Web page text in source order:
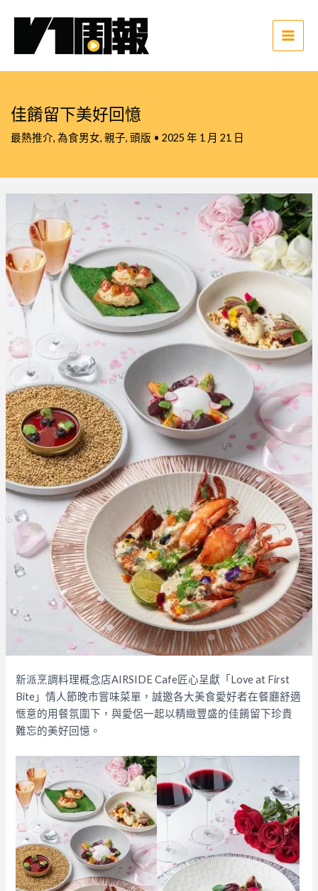
Main
佳餚留下美好回憶
最熱推介, 為食男女, 親子, 頭版 • 2025 年 1 月 21 日
新派烹調料理概念店AIRSIDE Cafe匠心呈獻「Love at First
Bite」情人節晚市嘗味菜單，誠邀各大美食愛好者在餐廳舒適
愜意的用餐氛圍下，與愛侶一起以精緻豐盛的佳餚留下珍貴
難忘的美好回憶。